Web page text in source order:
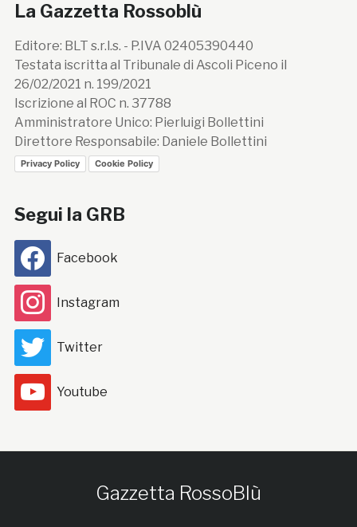
La Gazzetta Rossoblù
Editore: BLT s.r.l.s. - P.IVA 02405390440
Testata iscritta al Tribunale di Ascoli Piceno il
26/02/2021 n. 199/2021
Iscrizione al ROC n. 37788
Amministratore Unico: Pierluigi Bollettini
Direttore Responsabile: Daniele Bollettini
Privacy Policy Cookie Policy
Segui la GRB
Facebook
Instagram
Twitter
Youtube
Gazzetta RossoBlù